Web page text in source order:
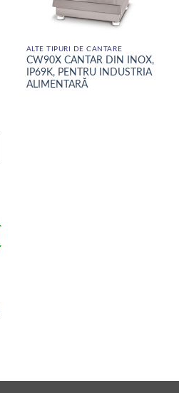
ALTE TIPURI DE CANTARE
CW90X CANTAR DIN INOX,
IP69K, PENTRU INDUSTRIA
ALIMENTARĂ